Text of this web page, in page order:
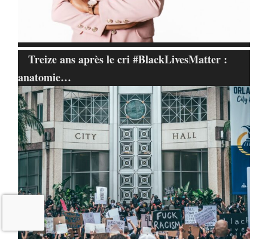
Treize ans après le cri #BlackLivesMatter :
anatomie…